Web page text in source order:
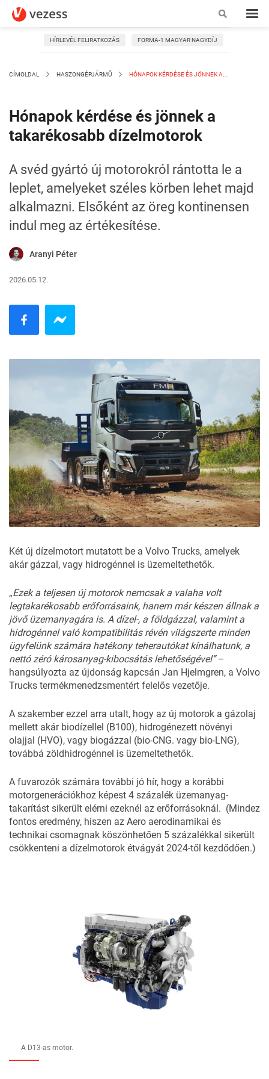
HÍRLEVÉL FELIRATKOZÁS FORMA-1 MAGYAR NAGYDÍJ
CÍMOLDAL HASZONGÉPJÁRMŰ HÓNAPOK KÉRDÉSE ÉS JÖNNEK A...
Hónapok kérdése és jönnek a
takarékosabb dízelmotorok
A svéd gyártó új motorokról rántotta le a
leplet, amelyeket széles körben lehet majd
alkalmazni. Elsőként az öreg kontinensen
indul meg az értékesítése.
Aranyi Péter
2026.05.12.
Két új dízelmotort mutatott be a Volvo Trucks, amelyek
akár gázzal, vagy hidrogénnel is üzemeltethetők.
„Ezek a teljesen új motorok nemcsak a valaha volt
legtakarékosabb erőforrásaink, hanem már készen állnak a
jövő üzemanyagára is. A dízel-, a földgázzal, valamint a
hidrogénnel való kompatibilitás révén világszerte minden
ügyfelünk számára hatékony teherautókat kínálhatunk, a
nettó zéró károsanyag-kibocsátás lehetőségével”–
hangsúlyozta az újdonság kapcsán Jan Hjelmgren, a Volvo
Trucks termékmenedzsmentért felelős vezetője.
A szakember ezzel arra utalt, hogy az új motorok a gázolaj
mellett akár biodízellel (B100), hidrogénezett növényi
olajjal (HVO), vagy biogázzal (bio-CNG. vagy bio-LNG),
továbbá zöldhidrogénnel is üzemeltethetők.
A fuvarozók számára további jó hír, hogy a korábbi
motorgenerációkhoz képest 4 százalék üzemanyag-
takarítást sikerült elérni ezeknél az erőforrásoknál. (Mindez
fontos eredmény, hiszen az Aero aerodinamikai és
technikai csomagnak köszönhetően 5 százalékkal sikerült
csökkenteni a dízelmotorok étvágyát 2024-től kezdődően.)
A D13-as motor.